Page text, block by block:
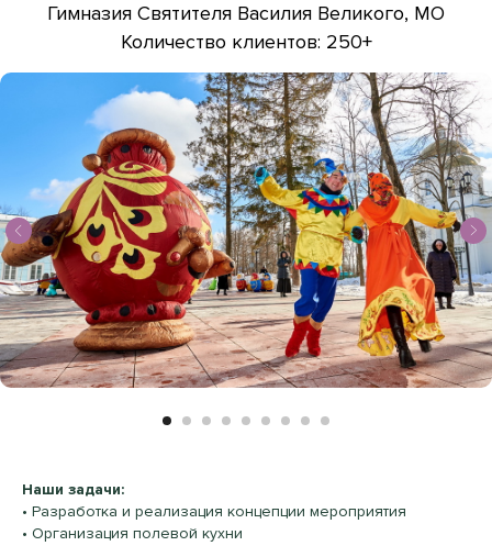
Гимназия Святителя Василия Великого, МО
Количество клиентов: 250+
Наши задачи:
• Разработка и реализация концепции мероприятия
• Организация полевой кухни